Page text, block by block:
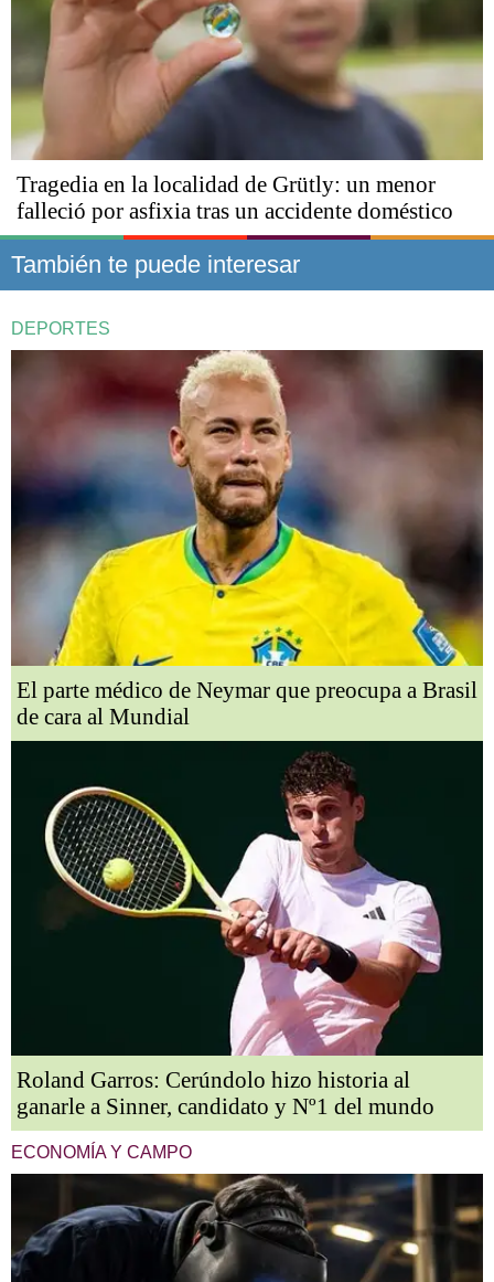
Tragedia en la localidad de Grütly: un menor
falleció por asfixia tras un accidente doméstico
También te puede interesar
DEPORTES
El parte médico de Neymar que preocupa a Brasil
de cara al Mundial
Roland Garros: Cerúndolo hizo historia al
ganarle a Sinner, candidato y Nº1 del mundo
ECONOMÍA Y CAMPO